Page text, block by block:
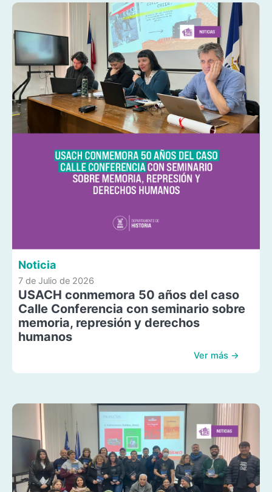
Noticia
7 de Julio de 2026
USACH conmemora 50 años del caso
Calle Conferencia con seminario sobre
memoria, represión y derechos
humanos
Ver más →